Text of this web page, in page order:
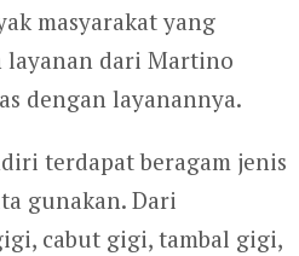
masyarakat yang
layanan dari Martino
dengan layanannya.
terdapat beragam jenis
gunakan. Dari
cabut gigi, tambal gigi,